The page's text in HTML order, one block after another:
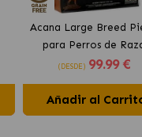
Acana Large Breed
para Perros de
Grandes con Pollo
(DESDE) 99.99 €
Añadir al